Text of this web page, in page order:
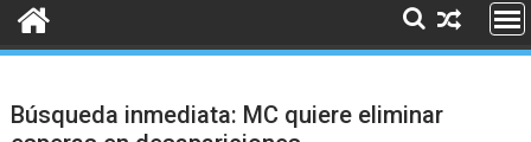
Búsqueda inmediata: MC quiere eliminar